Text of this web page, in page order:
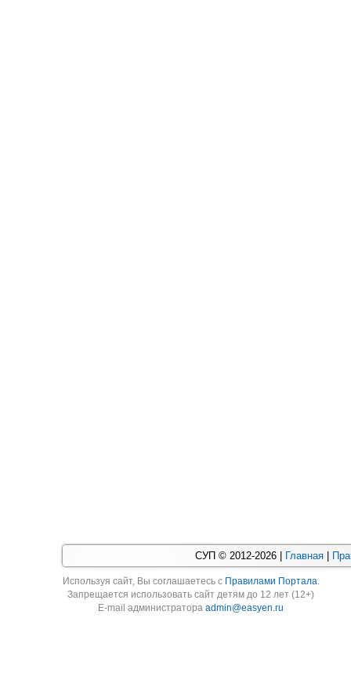
СУП © 2012-2026 | Главная
Используя cайт, Вы соглашаетесь с Правилами Портала.
Запрещается использовать сайт детям до 12 лет (12+)
E-mail администратораadmin@easyen.ru